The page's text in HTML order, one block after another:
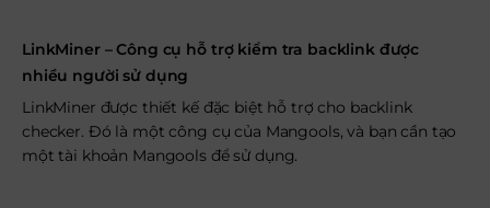
LinkMiner – Công cụ hỗ trợ kiểm tra backlink được
nhiều người sử dụng
LinkMiner được thiết kế đặc biệt hỗ trợ cho backlink
checker. Đó là một công cụ của Mangools, và bạn cần tạo
một tài khoản Mangools để sử dụng.